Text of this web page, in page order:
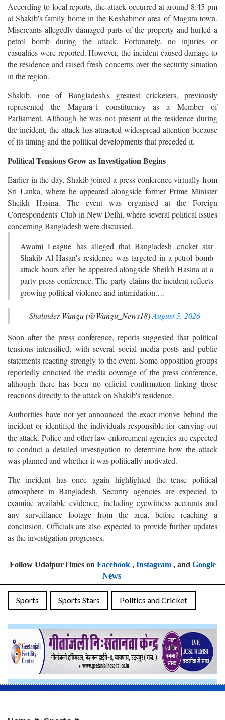
According to local reports, the attack occurred at around 8:45 pm
at Shakib's family home in the Keshabmor area of Magura town.
Miscreants allegedly damaged parts of the property and hurled a
petrol bomb during the attack. Fortunately, no injuries or
casualties were reported. However, the incident caused damage to
the residence and raised fresh concerns over the security situation
in the region.
Shakib, one of Bangladesh's greatest cricketers, previously
represented the Magura-1 constituency as a Member of
Parliament. Although he was not present at the residence during
the incident, the attack has attracted widespread attention because
of its timing and the political developments that preceded it.
Political Tensions Grow as Investigation Begins
Earlier in the day, Shakib joined a press conference virtually from
Sri Lanka, where he appeared alongside former Prime Minister
Sheikh Hasina. The event was organised at the Foreign
Correspondents' Club in New Delhi, where several political issues
concerning Bangladesh were discussed.
Awami League has alleged that Bangladesh cricket star
Shakib Al Hasan's residence was targeted in a petrol bomb
attack hours after he appeared alongside Sheikh Hasina at a
party press conference. The party claims the incident reflects
growing political violence and intimidation.…
— Shalinder Wangu (@Wangu_News18)August 5, 2026
Soon after the press conference, reports suggested that political
tensions intensified, with several social media posts and public
statements reacting strongly to the event. Some opposition groups
reportedly criticised the media coverage of the press conference,
although there has been no official confirmation linking those
reactions directly to the attack on Shakib's residence.
Authorities have not yet announced the exact motive behind the
incident or identified the individuals responsible for carrying out
the attack. Police and other law enforcement agencies are expected
to conduct a detailed investigation to determine how the attack
was planned and whether it was politically motivated.
The incident has once again highlighted the tense political
atmosphere in Bangladesh. Security agencies are expected to
examine available evidence, including eyewitness accounts and
any surveillance footage from the area, before reaching a
conclusion. Officials are also expected to provide further updates
as the investigation progresses.
Follow UdaipurTimes on Facebook, Instagram, and Google
News
Sports Sports Stars Politics and Cricket